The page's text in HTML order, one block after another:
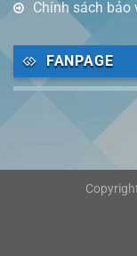
Chính sách bảo
FANPAGE